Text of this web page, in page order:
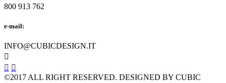
800 913 762
e-mail:
INFO@CUBICDESIGN.IT

 
©2017 ALL RIGHT RESERVED. DESIGNED BY CUBIC